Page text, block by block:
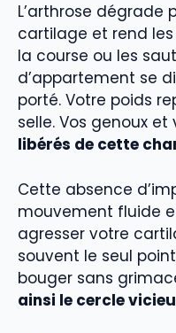
L’arthrose dégrade
cartilage et rend
la course ou les
d’appartement se
porté. Votre poids
selle. Vos genoux
libérés de cette
Cette absence
mouvement fluide
agresser votre
souvent le seul
bouger sans
ainsi le cercle